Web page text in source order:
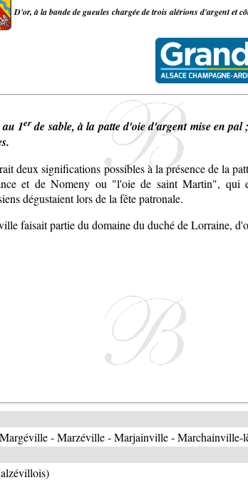
D'or, à la bande de gueules chargée de trois alérions d'argent et
1erde sable, à la patte d'oie d'argent mise en pal
deux significations possibles à la présence de la
et de Nomeny ou "l'oie de saint Martin", qui
dégustaient lors de la fête patronale.
faisait partie du domaine du duché de Lorraine,
- Marzéville - Marjainville - Marchainville-